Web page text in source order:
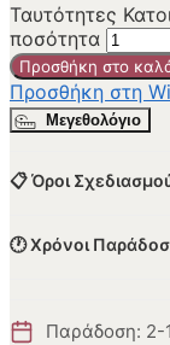
Ταυτότητες
ποσότητα
Προσθήκη στο
Προσθήκη στη
Μεγεθολόγιο
📋 Όροι
🕐 Χρόνοι
Παράδοση: 2-